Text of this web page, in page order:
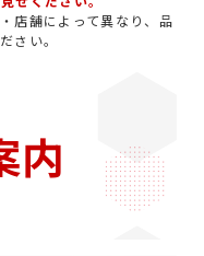
店舗によって異なり、品
さい。
内